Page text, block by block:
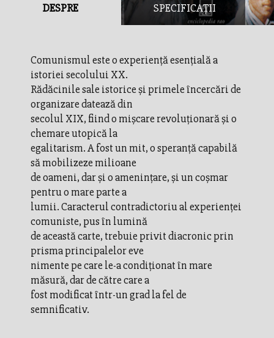
DESPRE SPECIFICAȚII
Comunismul este o experienţă esenţială a
istoriei secolului XX.
Rădăcinile sale istorice şi primele încercări de
organizare datează din
secolul XIX, fiind o mişcare revoluţionară şi o
chemare utopică la
egalitarism. A fost un mit, o speranţă capabilă
să mobilizeze milioane
de oameni, dar şi o ameninţare, şi un coşmar
pentru o mare parte a
lumii. Caracterul contradictoriu al experienţei
comuniste, pus în lumină
de această carte, trebuie privit diacronic prin
prisma principalelor eve
nimente pe care le-a condiţionat în mare
măsură, dar de către care a
fost modificat într-un grad la fel de
semnificativ.